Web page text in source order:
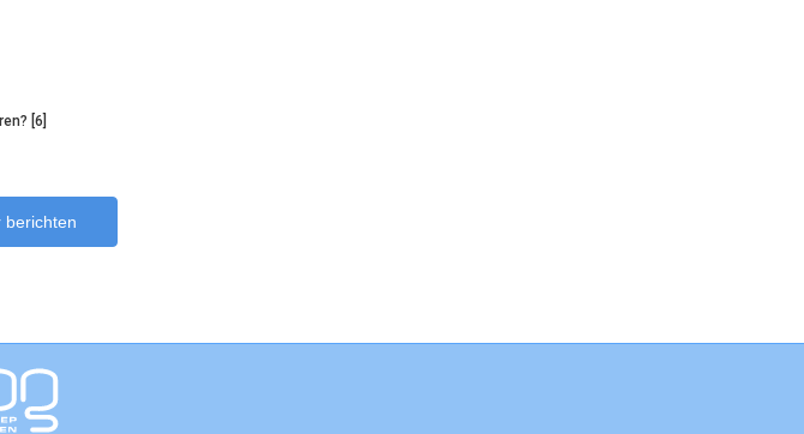
[6]
berichten